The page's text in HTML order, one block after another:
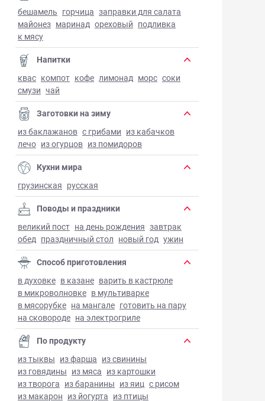
бешамель горчица заправки для салата
майонез маринад ореховый подливка
к мясу
Напитки
квас компот кофе лимонад морс соки
смузи чай
Заготовки на зиму
из баклажанов с грибами из кабачков
лечо из огурцов из помидоров
Кухни мира
грузинская русская
Поводы и праздники
великий пост на день рождения завтрак
обед праздничный стол новый год ужин
Способ приготовления
в духовке в казане варить в кастрюле
в микроволновке в мультиварке
в мясорубке на мангале готовить на пару
на сковороде на электрогриле
По продукту
из тыквы из фарша из свинины
из говядины из мяса из картошки
из творога из баранины из яиц с рисом
из макарон из йогурта из птицы